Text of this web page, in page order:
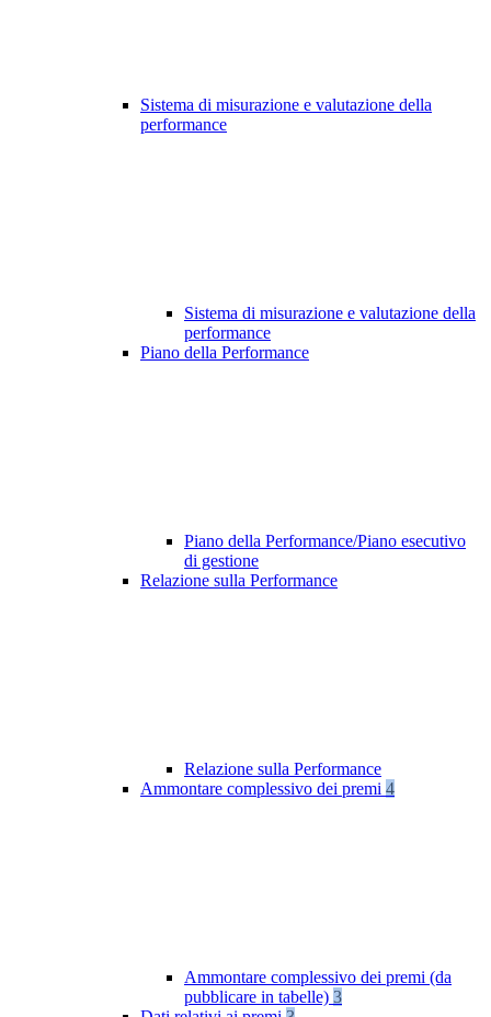
Sistema di misurazione e valutazione della
performance
Sistema di misurazione e valutazione della
performance
Piano della Performance
Piano della Performance/Piano esecutivo
di gestione
Relazione sulla Performance
Relazione sulla Performance
Ammontare complessivo dei premi 4
Ammontare complessivo dei premi (da
pubblicare in tabelle) 3